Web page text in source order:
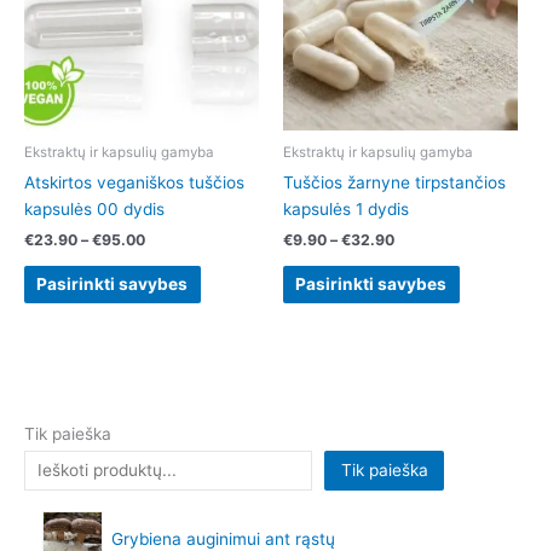
Ekstraktų ir kapsulių gamyba
Atskirtos veganiškos tuščios
kapsulės 00 dydis
€23.90 – €95.00
Pasirinkti savybes
variants.
The
options
chosen
on
Ekstraktų ir kapsulių gamyba
Tuščios žarnyne tirpstančios
kapsulės 1 dydis
€9.90 – €32.90
Pasirinkti savybes
variants.
The
options
may
chosen
on
Tik paieška
Tik paieška
Grybiena auginimui ant rąstų